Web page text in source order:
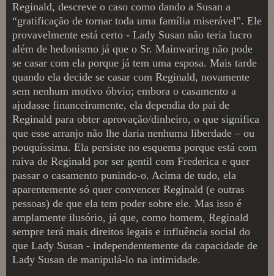
Reginald, descreve o caso como dando a Susan a
“gratificação de tornar toda uma família miserável”. Ele
provavelmente está certo - Lady Susan não teria lucro
além de hedonismo já que o Sr. Mainwaring não pode
se casar com ela porque já tem uma esposa. Mais tarde
quando ela decide se casar com Reginald, novamente
sem nenhum motivo óbvio; embora o casamento a
ajudasse financeiramente, ela dependia do pai de
Reginald para obter aprovação/dinheiro, o que significa
que esse arranjo não lhe daria nenhuma liberdade – ou
pouquíssima. Ela persiste no esquema porque está com
raiva de Reginald por ser gentil com Frederica e quer
passar o casamento punindo-o. Acima de tudo, ela
aparentemente só quer convencer Reginald (e outras
pessoas) de que ela tem poder sobre ele. Mas isso é
amplamente ilusório, já que, como homem, Reginald
sempre terá mais direitos legais e influência social do
que Lady Susan - independentemente da capacidade de
Lady Susan de manipulá-lo na intimidade.